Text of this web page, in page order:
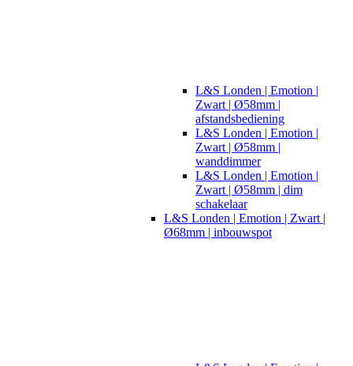
L&S Londen | Emotion |
Zwart | Ø58mm |
afstandsbediening
L&S Londen | Emotion |
Zwart | Ø58mm |
wanddimmer
L&S Londen | Emotion |
Zwart | Ø58mm | dim
schakelaar
L&S Londen | Emotion | Zwart |
Ø68mm | inbouwspot